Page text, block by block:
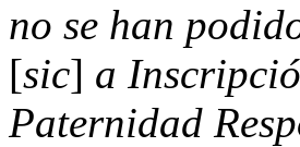
no se han
[sic] a
Paternidad